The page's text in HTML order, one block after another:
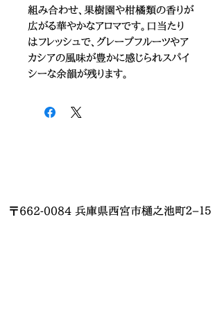
組み合わせ、果樹園や柑橘類の香りが
広がる華やかなアロマです。口当たり
はフレッシュで、グレープフルーツやア
カシアの風味が豊かに感じられスパイ
シーな余韻が残ります。
〒662-0084 兵庫県西宮市樋之池町２−１５